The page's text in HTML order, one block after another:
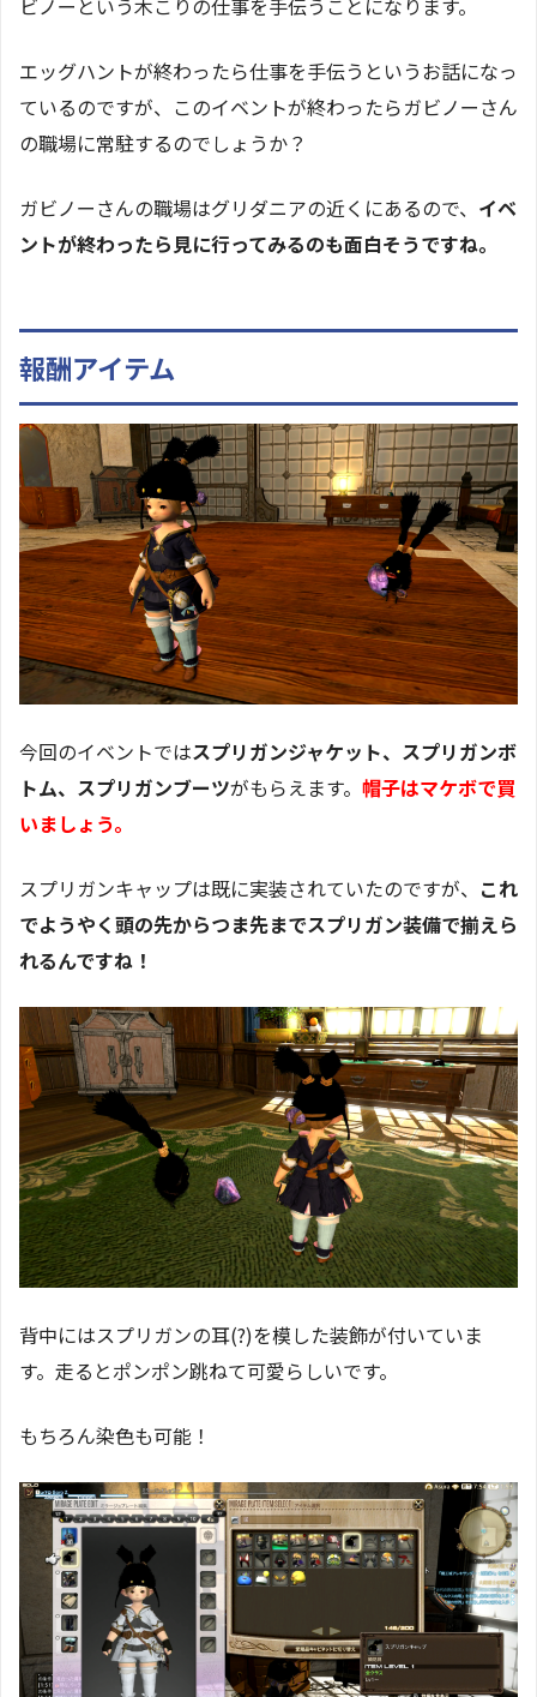
ビノーという木こりの仕事を手伝うことになります。
エッグハントが終わったら仕事を手伝うというお話になっ
ているのですが、このイベントが終わったらガビノーさん
の職場に常駐するのでしょうか？
ガビノーさんの職場はグリダニアの近くにあるので、 イベ
ントが終わったら見に行ってみるのも面白そうですね。
報酬アイテム
今回のイベントではスプリガンジャケット、スプリガンボ
トム、スプリガンブーツがもらえます。 帽子はマケボで買
いましょう。
スプリガンキャップは既に実装されていたのですが、 これ
でようやく頭の先からつま先までスプリガン装備で揃えら
れるんですね！
背中にはスプリガンの耳(?)を模した装飾が付いていま
す。走るとポンポン跳ねて可愛らしいです。
もちろん染色も可能！